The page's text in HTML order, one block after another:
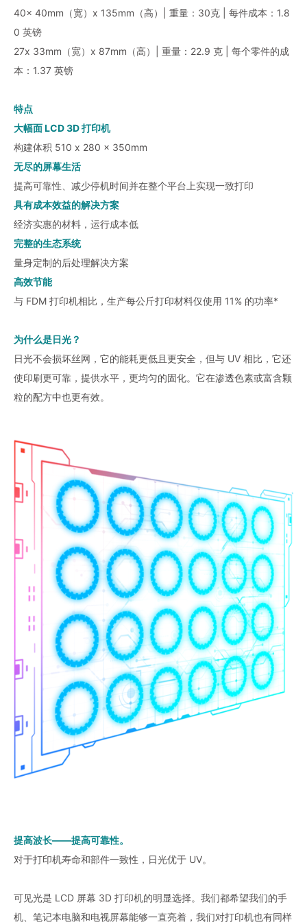
40x 40mm（宽）x 135mm（高）| 重量：30克 | 每件成本：1.8
0 英镑
27x 33mm（宽）x 87mm（高）| 重量：22.9 克 | 每个零件的成
本：1.37 英镑
特点
大幅面 LCD 3D 打印机
构建体积 510 x 280 x 350mm
无尽的屏幕生活
提高可靠性、减少停机时间并在整个平台上实现一致打印
具有成本效益的解决方案
经济实惠的材料，运行成本低
完整的生态系统
量身定制的后处理解决方案
高效节能
与 FDM 打印机相比，生产每公斤打印材料仅使用 11% 的功率*
为什么是日光？
日光不会损坏丝网，它的能耗更低且更安全，但与 UV 相比，它还
使印刷更可靠，提供水平，更均匀的固化。它在渗透色素或富含颗
粒的配方中也更有效。
提高波长——提高可靠性。
对于打印机寿命和部件一致性，日光优于 UV。
可见光是 LCD 屏幕 3D 打印机的明显选择。我们都希望我们的手
机、笔记本电脑和电视屏幕能够一直亮着，我们对打印机也有同样